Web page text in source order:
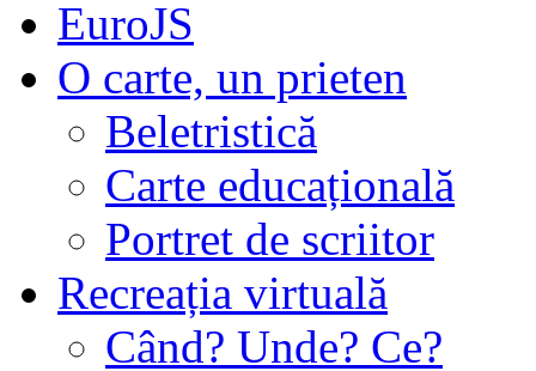
EuroJS
O carte, un prieten
Beletristică
Carte educațională
Portret de scriitor
Recreația virtuală
Când? Unde? Ce?